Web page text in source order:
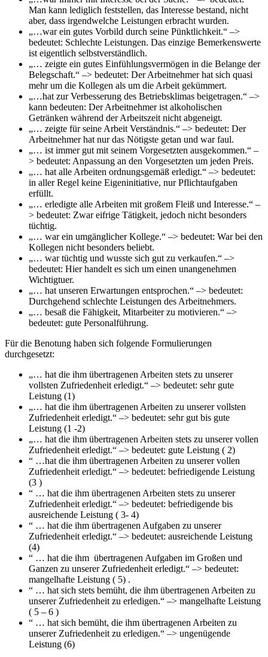
Man kann lediglich feststellen, das Interesse bestand, nicht
aber, dass irgendwelche Leistungen erbracht wurden.
„…war ein gutes Vorbild durch seine Pünktlichkeit.“ –>
bedeutet: Schlechte Leistungen. Das einzige Bemerkenswerte
ist eigentlich selbstverständlich.
„… zeigte ein gutes Einfühlungsvermögen in die Belange der
Belegschaft.“ –> bedeutet: Der Arbeitnehmer hat sich quasi
mehr um die Kollegen als um die Arbeit gekümmert.
„…hat zur Verbesserung des Betriebsklimas beigetragen.“ –>
kann bedeuten: Der Arbeitnehmer ist alkoholischen
Getränken während der Arbeitszeit nicht abgeneigt.
„… zeigte für seine Arbeit Verständnis.“ –> bedeutet: Der
Arbeitnehmer hat nur das Nötigste getan und war faul.
„… ist immer gut mit seinem Vorgesetzten ausgekommen.“ –
> bedeutet: Anpassung an den Vorgesetzten um jeden Preis.
„… hat alle Arbeiten ordnungsgemäß erledigt.“ –> bedeutet:
in aller Regel keine Eigeninitiative, nur Pflichtaufgaben
erfüllt.
„… erledigte alle Arbeiten mit großem Fleiß und Interesse.“ –
> bedeutet: Zwar eifrige Tätigkeit, jedoch nicht besonders
tüchtig.
„… war ein umgänglicher Kollege.“ –> bedeutet: War bei den
Kollegen nicht besonders beliebt.
„… war tüchtig und wusste sich gut zu verkaufen.“ –>
bedeutet: Hier handelt es sich um einen unangenehmen
Wichtigtuer.
„… hat unseren Erwartungen entsprochen.“ –> bedeutet:
Durchgehend schlechte Leistungen des Arbeitnehmers.
„… besaß die Fähigkeit, Mitarbeiter zu motivieren.“ –>
bedeutet: gute Personalführung.
Für die Benotung haben sich folgende Formulierungen
durchgesetzt:
„… hat die ihm übertragenen Arbeiten stets zu unserer
vollsten Zufriedenheit erledigt.“ –> bedeutet: sehr gute
Leistung (1)
„… hat die ihm übertragenen Arbeiten zu unserer vollsten
Zufriedenheit erledigt.“ –> bedeutet: sehr gut bis gute
Leistung (1 -2)
„… hat die ihm übertragenen Arbeiten stets zu unserer vollen
Zufriedenheit erledigt.“ –> bedeutet: gute Leistung ( 2)
“ …hat die ihm übertragenen Arbeiten zu unserer vollen
Zufriedenheit erledigt.“ –> bedeutet: befriedigende Leistung
(3 )
“ … hat die ihm übertragenen Arbeiten stets zu unserer
Zufriedenheit erledigt.“ –> bedeutet: befriedigende bis
ausreichende Leistung ( 3- 4)
“ … hat die ihm übertragenen Aufgaben zu unserer
Zufriedenheit erledigt.“ –> bedeutet: ausreichende Leistung
(4)
“ … hat die ihm übertragenen Aufgaben im Großen und
Ganzen zu unserer Zufriedenheit erledigt.“ –> bedeutet:
mangelhafte Leistung ( 5) .
“ … hat sich stets bemüht, die ihm übertragenen Arbeiten zu
unserer Zufriedenheit zu erledigen.“ –> mangelhafte Leistung
( 5 – 6 )
“ … hat sich bemüht, die ihm übertragenen Arbeiten zu
unserer Zufriedenheit zu erledigen.“ –> ungenügende
Leistung (6)